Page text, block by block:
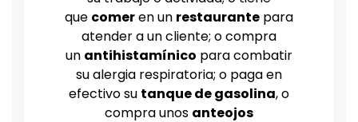
que comeren un restaurante para
atender a un cliente; o compra
un antihistamínico para combatir
su alergia respiratoria; o paga en
efectivo su tanque de gasolina, o
compra unos anteojos